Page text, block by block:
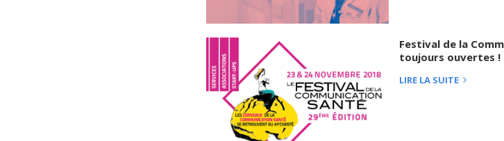
Festival de la
toujours ouvertes !
LIRE LA SUITE